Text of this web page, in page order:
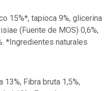
15%*, tapioca 9%, glicerina
(Fuente de MOS) 0,6%,
*Ingredientes naturales
13%, Fibra bruta 1,5%,